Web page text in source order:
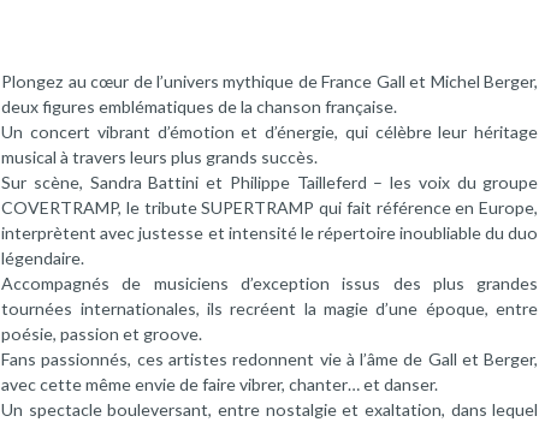
Plongez au cœur de l’univers mythique de France Gall et Michel Berger,
deux figures emblématiques de la chanson française.
Un concert vibrant d’émotion et d’énergie, qui célèbre leur héritage
musical à travers leurs plus grands succès.
Sur scène, Sandra Battini et Philippe Tailleferd – les voix du groupe
COVERTRAMP, le tribute SUPERTRAMP qui fait référence en Europe,
interprètent avec justesse et intensité le répertoire inoubliable du duo
légendaire.
Accompagnés de musiciens d’exception issus des plus grandes
tournées internationales, ils recréent la magie d’une époque, entre
poésie, passion et groove.
Fans passionnés, ces artistes redonnent vie à l’âme de Gall et Berger,
avec cette même envie de faire vibrer, chanter… et danser.
Un spectacle bouleversant, entre nostalgie et exaltation, dans lequel